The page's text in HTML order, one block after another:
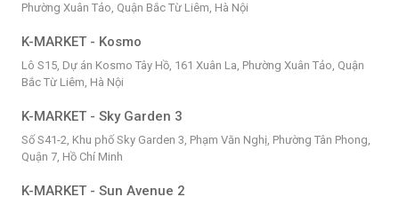
Phường Xuân Tảo, Quận Bắc Từ Liêm, Hà Nội
K-MARKET - Kosmo
Lô S15, Dự án Kosmo Tây Hồ, 161 Xuân La, Phường Xuân Tảo, Quận
Bắc Từ Liêm, Hà Nội
K-MARKET - Sky Garden 3
Số S41-2, Khu phố Sky Garden 3, Phạm Văn Nghị, Phường Tân Phong,
Quận 7, Hồ Chí Minh
K-MARKET - Sun Avenue 2